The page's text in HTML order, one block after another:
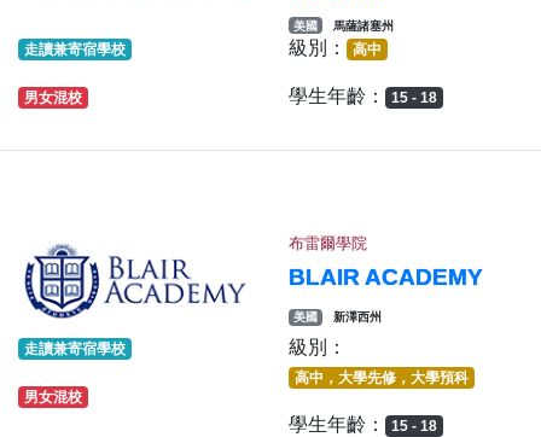
美國 馬薩諸塞州
走讀兼寄宿學校
男女混校
級別： 高中
學生年齡： 15 - 18
布雷爾學院
BLAIR ACADEMY
美國 新澤西州
走讀兼寄宿學校
男女混校
級別：
高中，大學先修，大學預科
學生年齡： 15 - 18